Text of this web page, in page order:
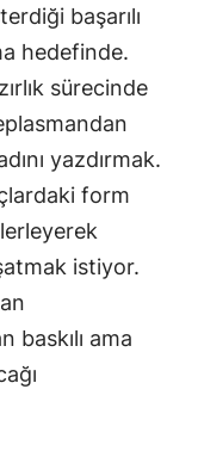
Samsun
Siirt
Sinop
Sivas
Tekirdağ
Trabzon
Tunceli
başarılı
hedefinde.
sürecinde
yazdırmak.
form
istiyor.
baskılı ama